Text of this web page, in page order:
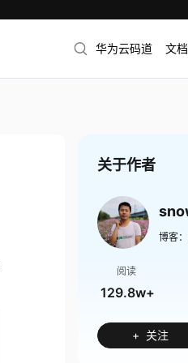
华为云码道 文档
关于作者
博客：
阅读
129.8w+
+ 关注